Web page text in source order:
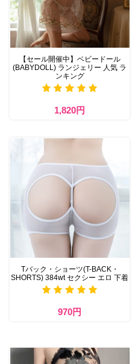
【セール開催中】ベビードール
(BABYDOLL) ランジェリー 人気 ラ
ンキング
1,820円
Tバック・ショーツ(T-BACK・
SHORTS) 384wt セクシー エロ 下着
970円